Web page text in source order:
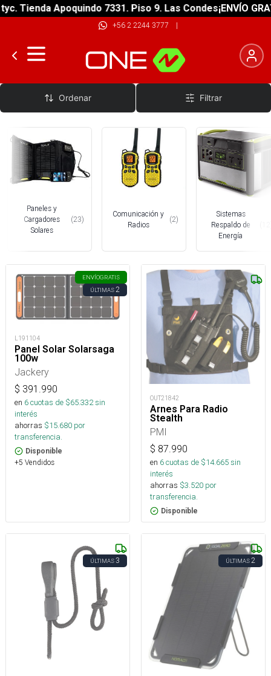
Apoquindo 7331. Piso 9. Las Condes¡ENVÍO
+56 2 2244 3777 |
Energía
Ordenar Filtrar
Paneles y
Cargadores
Solares
(23)
Comunicación y
Radios
(2)
Sistemas
Respaldo de
Energía
ENVÍOGRATIS
ÚLTIMAS2
L191104
Panel Solar Solarsaga
100w
Jackery
$ 391.990
en 6cuotas de $65.332sin
interés
ahorras $15.680 por
transferencia.
Disponible
+5 Vendidos
OUT21842
Arnes Para Radio
Stealth
PMI
$ 87.990
en 6cuotas de $14.665sin
interés
ahorras $3.520 por
transferencia.
Disponible
ÚLTIMAS3 ÚLTIMAS2